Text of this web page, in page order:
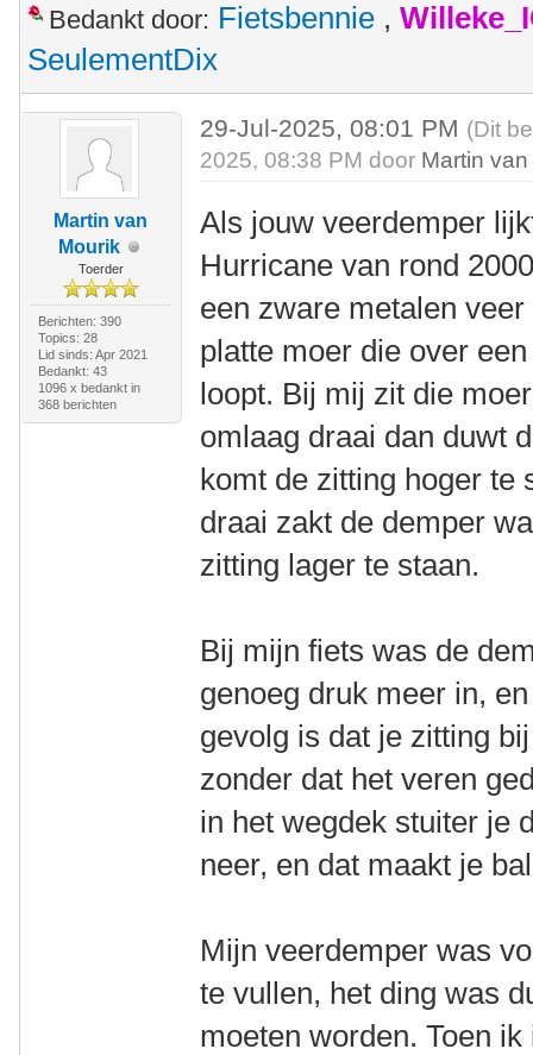
Bedankt door: Fietsbennie ,
SeulementDix
Martin van
Mourik
Toerder
Berichten: 390
Topics: 28
Lid sinds: Apr 2021
Bedankt: 43
1096 x bedankt in
368 berichten
29-Jul-2025, 08:01 PM (Dit
2025, 08:38 PM door Martin
Als jouw veerdemper
Hurricane van rond
een zware metalen
platte moer die over
loopt. Bij mij zit die
omlaag draai dan duwt
komt de zitting hoger te
draai zakt de demper
zitting lager te staan.
Bij mijn fiets was de
genoeg druk meer in,
gevolg is dat je zitting
zonder dat het veren
in het wegdek stuiter je
neer, en dat maakt je
Mijn veerdemper was
te vullen, het ding was
moeten worden. Toen